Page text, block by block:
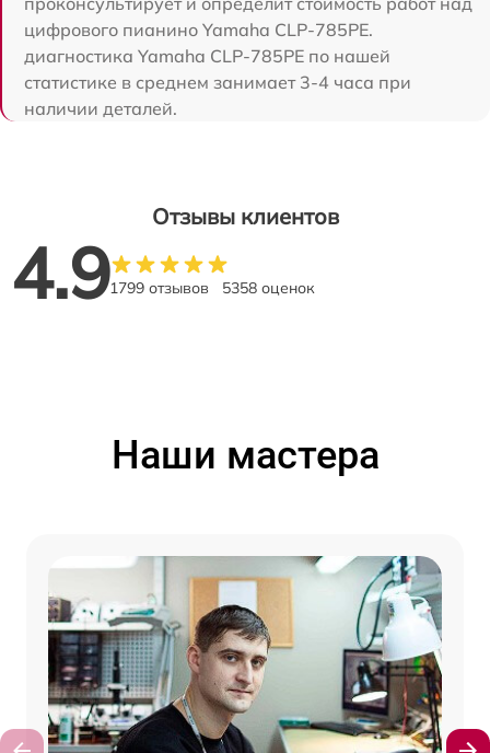
цифрового пианино Yamaha CLP-785PE.
диагностика Yamaha CLP-785PE по нашей
статистике в среднем занимает 3-4 часа при
наличии деталей.
Отзывы клиентов
4.91799 отзывов 5358 оценок
Наши мастера